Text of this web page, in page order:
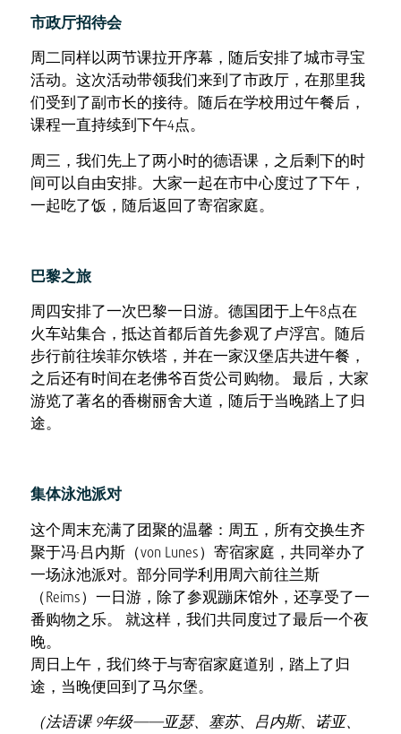
市政厅招待会
周二同样以两节课拉开序幕，随后安排了城市寻宝
活动。这次活动带领我们来到了市政厅，在那里我
们受到了副市长的接待。随后在学校用过午餐后，
课程一直持续到下午4点。
周三，我们先上了两小时的德语课，之后剩下的时
间可以自由安排。大家一起在市中心度过了下午，
一起吃了饭，随后返回了寄宿家庭。
巴黎之旅
周四安排了一次巴黎一日游。德国团于上午8点在
火车站集合，抵达首都后首先参观了卢浮宫。随后
步行前往埃菲尔铁塔，并在一家汉堡店共进午餐，
之后还有时间在老佛爷百货公司购物。 最后，大家
游览了著名的香榭丽舍大道，随后于当晚踏上了归
途。
集体泳池派对
这个周末充满了团聚的温馨：周五，所有交换生齐
聚于冯·吕内斯（von Lunes）寄宿家庭，共同举办了
一场泳池派对。部分同学利用周六前往兰斯
（Reims）一日游，除了参观蹦床馆外，还享受了一
番购物之乐。 就这样，我们共同度过了最后一个夜
晚。
周日上午，我们终于与寄宿家庭道别，踏上了归
途，当晚便回到了马尔堡。
（法语课 9年级——亚瑟、塞苏、吕内斯、诺亚、